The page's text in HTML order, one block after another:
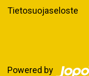
Tietosuojaseloste
Powered by